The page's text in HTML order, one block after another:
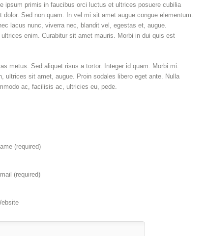
ipsum primis in faucibus orci luctus et ultrices posuere cubilia
Sed non quam. In vel mi sit amet augue congue elementum.
lacus nunc, viverra nec, blandit vel, egestas et, augue.
enim. Curabitur sit amet mauris. Morbi in dui quis est
metus. Sed aliquet risus a tortor. Integer id quam. Morbi mi.
ultrices sit amet, augue. Proin sodales libero eget ante. Nulla
ac, facilisis ac, ultricies eu, pede.
(required)
(required)